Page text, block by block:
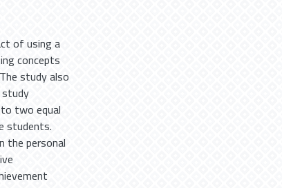
of using a
concepts
study also
two equal
students.
the personal